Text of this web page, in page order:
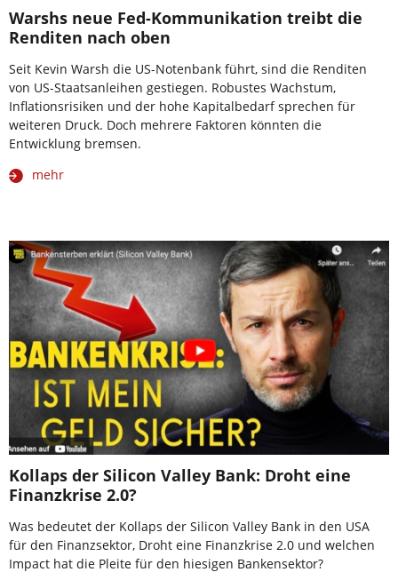
Warshs neue Fed-Kommunikation treibt die
Renditen nach oben
Seit Kevin Warsh die US-Notenbank führt, sind die Renditen
von US-Staatsanleihen gestiegen. Robustes Wachstum,
Inflationsrisiken und der hohe Kapitalbedarf sprechen für
weiteren Druck. Doch mehrere Faktoren könnten die
Entwicklung bremsen.
mehr
Kollaps der Silicon Valley Bank: Droht eine
Finanzkrise 2.0?
Was bedeutet der Kollaps der Silicon Valley Bank in den USA
für den Finanzsektor, Droht eine Finanzkrise 2.0 und welchen
Impact hat die Pleite für den hiesigen Bankensektor?